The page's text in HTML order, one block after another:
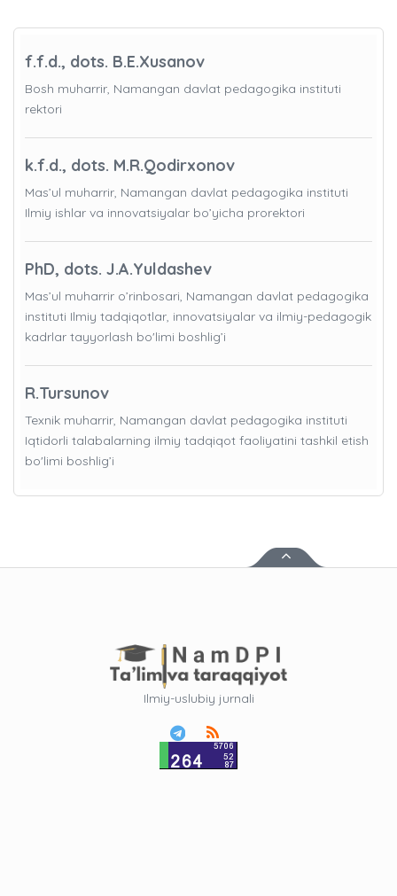
f.f.d., dots. B.E.Xusanov
Bosh muharrir, Namangan davlat pedagogika instituti
rektori
k.f.d., dots. M.R.Qodirxonov
Mas’ul muharrir, Namangan davlat pedagogika instituti
Ilmiy ishlar va innovatsiyalar bo’yicha prorektori
PhD, dots. J.A.Yuldashev
Mas’ul muharrir o’rinbosari, Namangan davlat pedagogika
instituti Ilmiy tadqiqotlar, innovatsiyalar va ilmiy-pedagogik
kadrlar tayyorlash bo'limi boshlig’i
R.Tursunov
Texnik muharrir, Namangan davlat pedagogika instituti
Iqtidorli talabalarning ilmiy tadqiqot faoliyatini tashkil etish
bo'limi boshlig’i
Ilmiy-uslubiy jurnali